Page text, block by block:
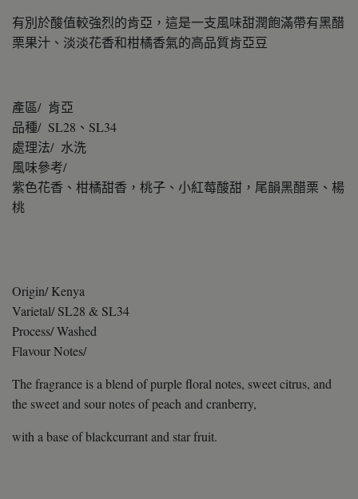
有別於酸值較強烈的肯亞，這是一支風味甜潤飽滿帶有黑醋
栗果汁、淡淡花香和柑橘香氣的高品質肯亞豆
產區/ 肯亞
品種/ SL28、SL34
處理法/ 水洗
風味參考/
紫色花香、柑橘甜香，桃子、小紅莓酸甜，尾韻黑醋栗、楊
桃
Origin/ Kenya
Varietal/ SL28 & SL34
Process/ Washed
Flavour Notes/
The fragrance is a blend of purple floral notes, sweet citrus, and
the sweet and sour notes of peach and cranberry,
with a base of blackcurrant and star fruit.